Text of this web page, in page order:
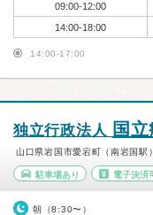
09:00-12:00
14:00-18:00
14:00-17:00
独立行政法人 国
山口県岩国市愛宕町（南岩国駅）
駐車場あり 電子決済
朝（8:30〜）